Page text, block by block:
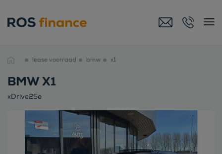
lease voorraad bmw x1
BMW X1
xDrive25e